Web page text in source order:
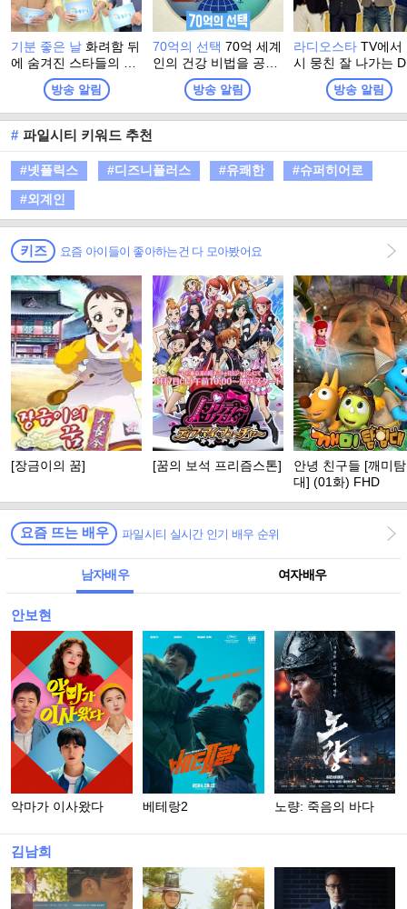
기분 좋은 날화려함 뒤
에 숨겨진 스타들의 진
솔한 이야기와 이색 명
소에서 펼쳐지는 스타
들의 특별한 체험. 그리
고 유쾌한 강의, 기분
좋은 정보! 웃음과 눈물
이 함께하는 명강의와
생활에 유익한 다양한
정보가 함께 하는 프로
그램
방송 알림
70억의 선택 70억 세계
인의 건강 비법을 공유
하는 시간 세계인이 보
내는 건강 시그널!
방송 알림
라디오스타TV에서
시 뭉친 잘 나가는
들. 라디오에는 '보
라디오'가, TV에는 '
리는 TV' <라디오스
방송 알림
# 파일시티 키워드 추천
#넷플릭스 #디즈니플러스 #유쾌한
#슈퍼히어로
#외계인
키즈 요즘 아이들이 좋아하는건 다 모아봤어요
[장금이의 꿈] [꿈의 보석 프리즘스톤]
안녕 친구들 [깨미
대] (01화) FHD
요즘 뜨는 배우 파일시티 실시간 인기 배우 순위
남자배우 여자배우
안보현
악마가 이사왔다 베테랑2 노량: 죽음의 바다
김남희